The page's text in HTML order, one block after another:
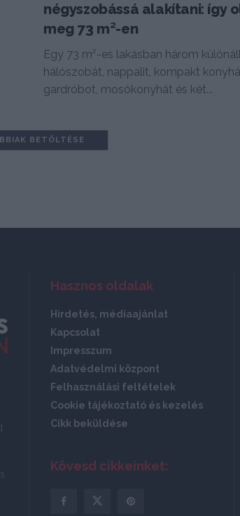
négyszobássá alakítani: így
meg 73 m²-en
Egy 73 m²-es lakásban három
hálószobát, nappalit, kompakt
gardróbot, mosókonyhát és két...
BETÖLTÉSE
Hasznos oldalak
Hirdetés, médiaajánlat
Kapcsolat
Impresszum
Adatvédelmi központ
Felhasználási feltételek
Cookie tájékoztató és kezelés
Cikk beküldése
Kövesd cikkeinket: